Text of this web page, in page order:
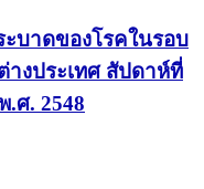
บาดของโรคในรอบ
งประเทศ สัปดาห์ที่
.ศ. 2548